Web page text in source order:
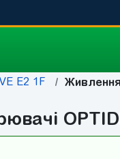
E2 1F